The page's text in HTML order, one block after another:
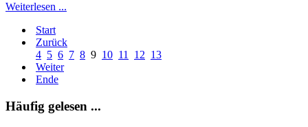
Weiterlesen ...
Start
Zurück
4 5 6 7 8 9 10 11 12 13
Weiter
Ende
Häufig gelesen ...